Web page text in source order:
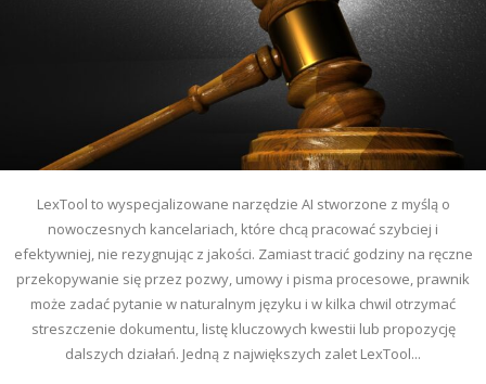
LexTool to wyspecjalizowane narzędzie AI stworzone z myślą o
nowoczesnych kancelariach, które chcą pracować szybciej i
efektywniej, nie rezygnując z jakości. Zamiast tracić godziny na ręczne
przekopywanie się przez pozwy, umowy i pisma procesowe, prawnik
może zadać pytanie w naturalnym języku i w kilka chwil otrzymać
streszczenie dokumentu, listę kluczowych kwestii lub propozycję
dalszych działań. Jedną z największych zalet LexTool...